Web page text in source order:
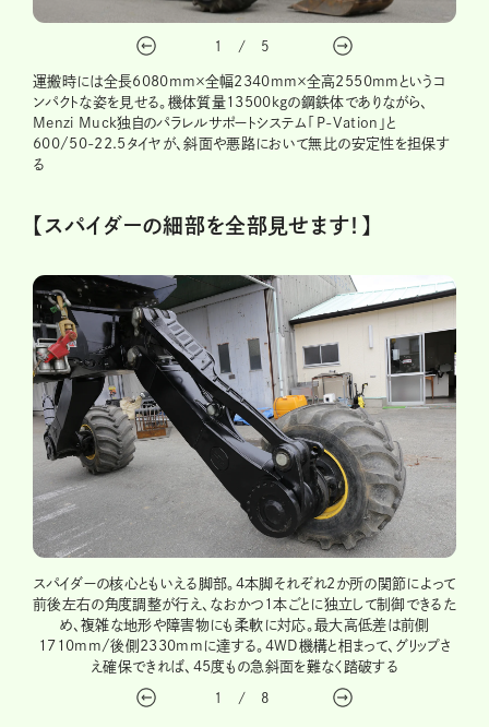
1 / 5
運搬時には全長6080mm×全幅2340mm×全高2550mmというコ
ンパクトな姿を見せる。機体質量13500kgの鋼鉄体でありながら、
Menzi Muck独自のパラレルサポートシステム「P-Vation」と
600/50-22.5タイヤが、斜面や悪路において無比の安定性を担保す
る
【スパイダーの細部を全部見せます！】
スパイダーの核心ともいえる脚部。4本脚それぞれ2か所の関節によって
前後左右の角度調整が行え、なおかつ1本ごとに独立して制御できるた
め、複雑な地形や障害物にも柔軟に対応。最大高低差は前側
1710mm/後側2330mmに達する。4WD機構と相まって、グリップさ
え確保できれば、45度もの急斜面を難なく踏破する
1 / 8